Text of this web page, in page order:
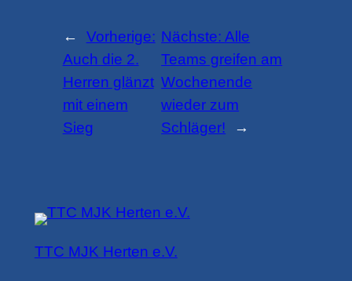
←
Vorherige:
Auch die 2.
Herren glänzt
mit einem
Sieg
Nächste:Alle
Teams greifen am
Wochenende
wieder zum
Schläger!
→
TTC MJK Herten e.V.